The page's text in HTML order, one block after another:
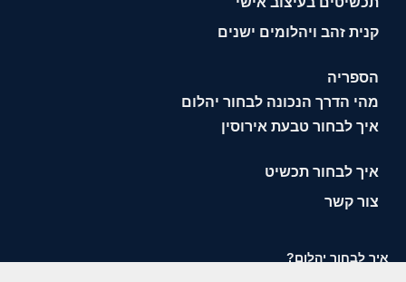
קנית זהב ויהלומים ישנים
הספריה
מהי הדרך הנכונה לבחור יהלום
איך לבחור טבעת אירוסין
איך לבחור תכשיט
צור קשר
איך לבחור יהלום?